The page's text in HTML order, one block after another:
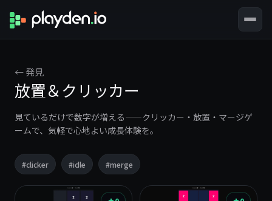
← 発見
放置＆クリッカー
見ているだけで数字が増える——クリッカー・放置・マージゲ
ームで、気軽で心地よい成長体験を。
#clicker #idle #merge
こ